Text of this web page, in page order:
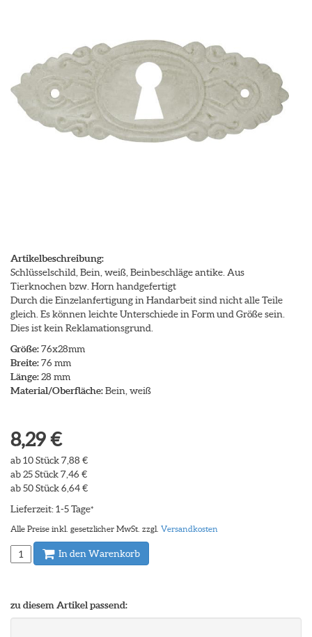
Artikelbeschreibung:
Schlüsselschild, Bein, weiß, Beinbeschläge antike. Aus
Tierknochen bzw. Horn handgefertigt
Durch die Einzelanfertigung in Handarbeit sind nicht alle Teile
gleich. Es können leichte Unterschiede in Form und Größe sein.
Dies ist kein Reklamationsgrund.
Größe:76x28mm
Breite:76 mm
Länge:28 mm
Material/Oberfläche:Bein, weiß
8,29 €
ab 10 Stück 7,88 €
ab 25 Stück 7,46 €
ab 50 Stück 6,64 €
Lieferzeit: 1-5 Tage*
Alle Preise inkl. gesetzlicher MwSt. zzgl. Versandkosten
In den Warenkorb
zu diesem Artikel passend: